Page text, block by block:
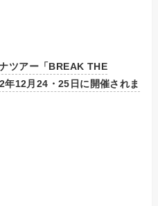
ツアー「BREAK THE
12月24・25日に開催されま